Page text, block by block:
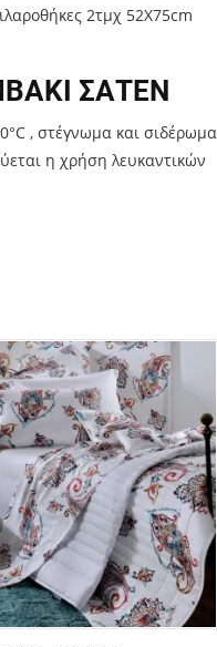
2τμχ 52Χ75cm
ΣΑΤΕΝ
°C , στέγνωμα και
η χρήση λευκαντικών